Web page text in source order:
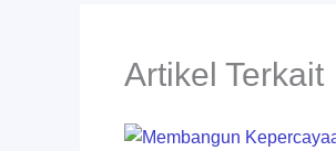
Artikel Terkait